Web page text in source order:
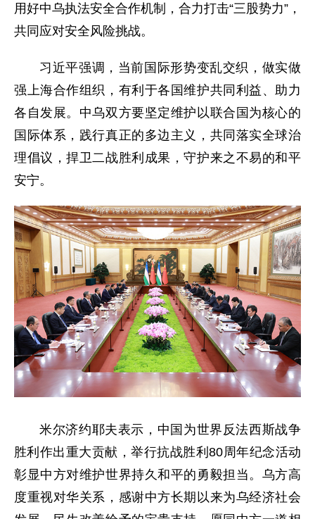
用好中乌执法安全合作机制，合力打击“三股势力”，
共同应对安全风险挑战。
习近平强调，当前国际形势变乱交织，做实做
强上海合作组织，有利于各国维护共同利益、助力
各自发展。中乌双方要坚定维护以联合国为核心的
国际体系，践行真正的多边主义，共同落实全球治
理倡议，捍卫二战胜利成果，守护来之不易的和平
安宁。
米尔济约耶夫表示，中国为世界反法西斯战争
胜利作出重大贡献，举行抗战胜利80周年纪念活动
彰显中方对维护世界持久和平的勇毅担当。乌方高
度重视对华关系，感谢中方长期以来为乌经济社会